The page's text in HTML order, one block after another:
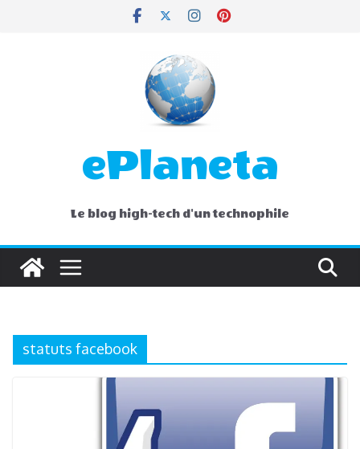
ePlaneta
Le blog high-tech d'un technophile
statuts facebook